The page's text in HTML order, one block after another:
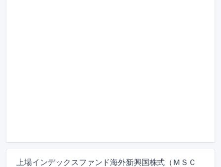
上場インデックスファンド海外新興国株式（ＭＳＣ